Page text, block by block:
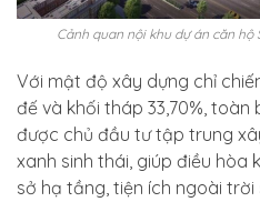
Cảnh quan nội khu dự án căn hộ
Với mật độ xây dựng chỉ
đế và khối tháp 33,70%, toàn
được chủ đầu tư tập trung
xanh sinh thái, giúp điều hòa
sở hạ tầng, tiện ích ngoài